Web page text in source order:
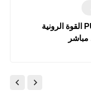
تحميل PUBG MOBILE 1.2.0 القوة الرونية